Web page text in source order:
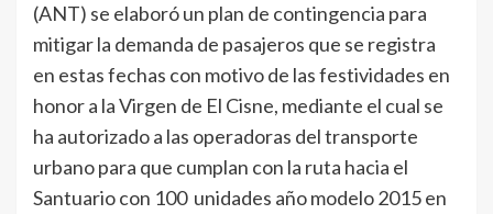
(ANT) se elaboró un plan de contingencia para
mitigar la demanda de pasajeros que se registra
en estas fechas con motivo de las festividades en
honor a la Virgen de El Cisne, mediante el cual se
ha autorizado a las operadoras del transporte
urbano para que cumplan con la ruta hacia el
Santuario con 100 unidades año modelo 2015 en